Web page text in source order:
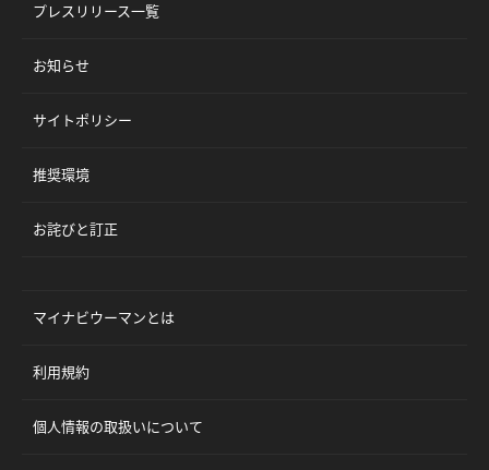
プレスリリース一覧
お知らせ
サイトポリシー
推奨環境
お詫びと訂正
マイナビウーマンとは
利用規約
個人情報の取扱いについて